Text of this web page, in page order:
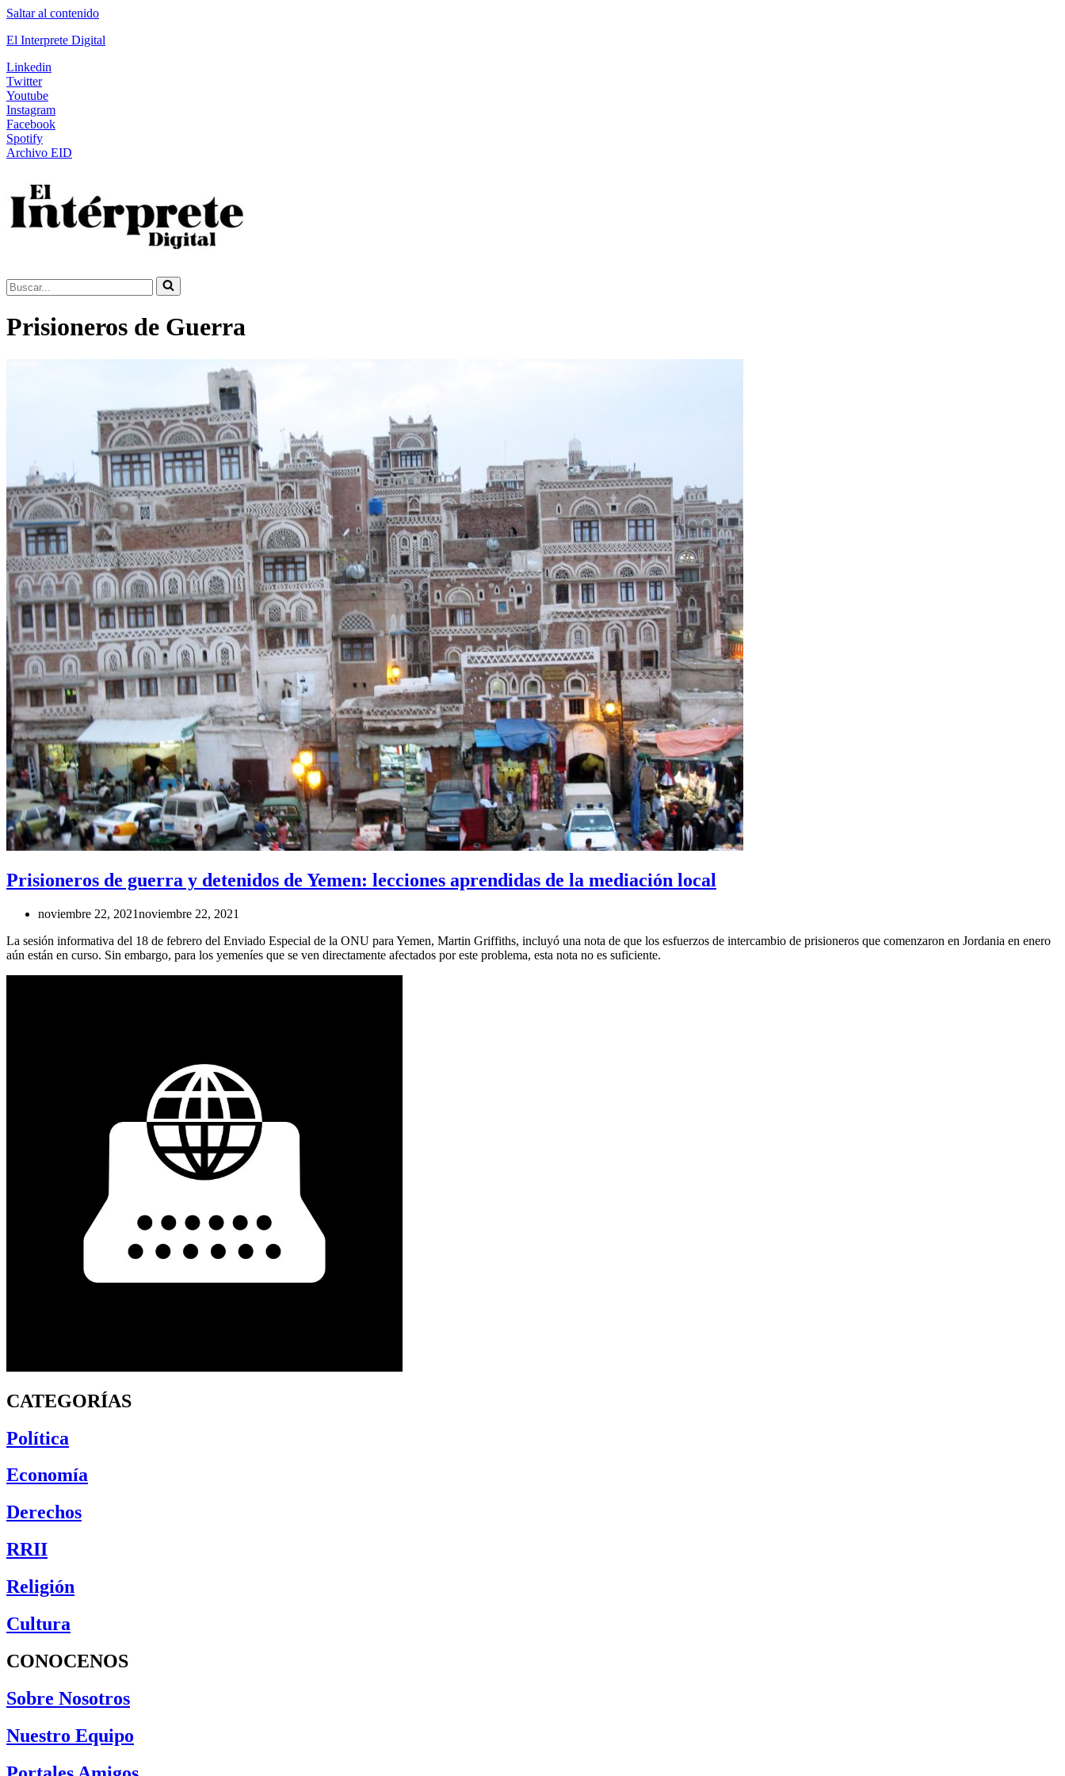
Saltar al contenido
El Interprete Digital
Linkedin
Twitter
Youtube
Instagram
Facebook
Spotify
Archivo EID
Buscar...
Prisioneros de Guerra
Prisioneros de guerra y detenidos de Yemen: lecciones aprendidas de la mediación local
noviembre 22, 2021noviembre 22, 2021
La sesión informativa del 18 de febrero del Enviado Especial de la ONU para Yemen, Martin Griffiths, incluyó una nota de que los esfuerzos de intercambio de prisioneros que comenzaron en Jordania en enero
aún están en curso. Sin embargo, para los yemeníes que se ven directamente afectados por este problema, esta nota no es suficiente.
CATEGORÍAS
Política
Economía
Derechos
RRII
Religión
Cultura
CONOCENOS
Sobre Nosotros
Nuestro Equipo